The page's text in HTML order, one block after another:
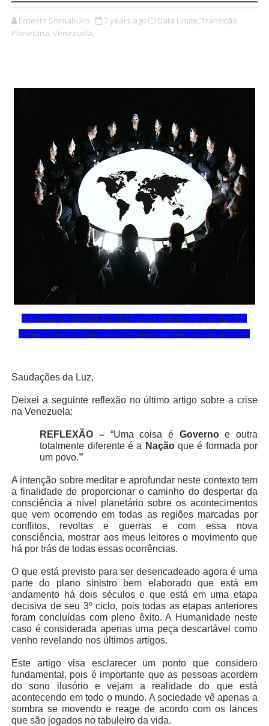
Ernesto Shimabuko 7 years ago Data Limite, Transição
Planetária, Venezuela,
Atualizado em 18/04/2019 às 13:26h com a nota no final do artigo "Em
Tempo" sobre o suicídio do ex-presidente peruano Alan García Pérez.
Saudações da Luz,
Deixei a seguinte reflexão no último artigo sobre a crise
na Venezuela:
REFLEXÃO –“Uma coisa é Governoe outra
totalmente diferente é a Naçãoque é formada por
um povo.”
A intenção sobre meditar e aprofundar neste contexto tem
a finalidade de proporcionar o caminho do despertar da
consciência a nível planetário sobre os acontecimentos
que vem ocorrendo em todas as regiões marcadas por
conflitos, revoltas e guerras e com essa nova
consciência, mostrar aos meus leitores o movimento que
há por trás de todas essas ocorrências.
O que está previsto para ser desencadeado agora é uma
parte do plano sinistro bem elaborado que está em
andamento há dois séculos e que está em uma etapa
decisiva de seu 3º ciclo, pois todas as etapas anteriores
foram concluídas com pleno êxito. A Humanidade neste
caso é considerada apenas uma peça descartável como
venho revelando nos últimos artigos.
Este artigo visa esclarecer um ponto que considero
fundamental, pois é importante que as pessoas acordem
do sono ilusório e vejam a realidade do que está
acontecendo em todo o mundo. A sociedade vê apenas a
sombra se movendo e reage de acordo com os lances
que são jogados no tabuleiro da vida.